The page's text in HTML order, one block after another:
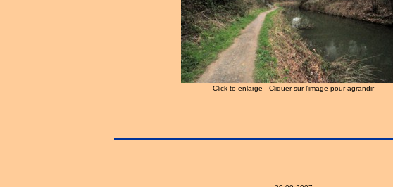
Click to enlarge - Cliquer sur l'image pour agrandir